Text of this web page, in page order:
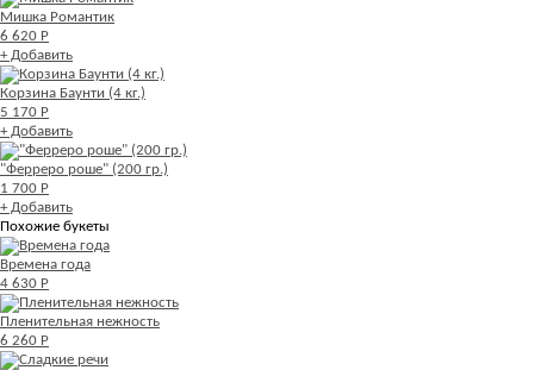
Мишка Романтик
6 620 Р
+ Добавить
Корзина Баунти (4 кг.)
5 170 Р
+ Добавить
"Ферреро роше" (200 гр.)
1 700 Р
+ Добавить
Похожие букеты
Времена года
4 630 Р
Пленительная нежность
6 260 Р